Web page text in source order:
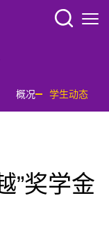
概况 学生动态
”奖学金